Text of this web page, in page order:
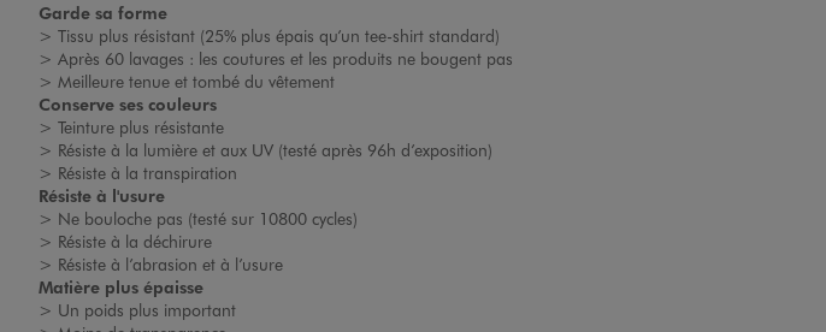
Image 1 sur 6
Garde sa forme
> Tissu plus résistant (25% plus épais qu’un tee-shirt standard)
> Après 60 lavages : les coutures et les produits ne bougent pas
> Meilleure tenue et tombé du vêtement
Conserve ses couleurs
> Teinture plus résistante
> Résiste à la lumière et aux UV (testé après 96h d’exposition)
> Résiste à la transpiration
Résiste à l'usure
> Ne bouloche pas (testé sur 10800 cycles)
> Résiste à la déchirure
> Résiste à l’abrasion et à l’usure
Matière plus épaisse
> Un poids plus important